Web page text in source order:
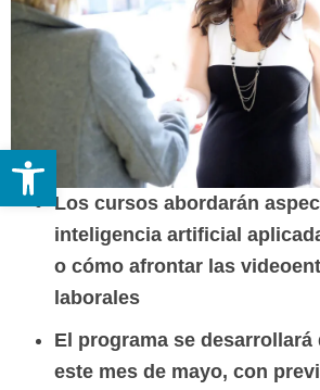
Los cursos abordarán
inteligencia artificial
o cómo afrontar las
laborales
El programa se
este mes de mayo, con
Abrir barra de